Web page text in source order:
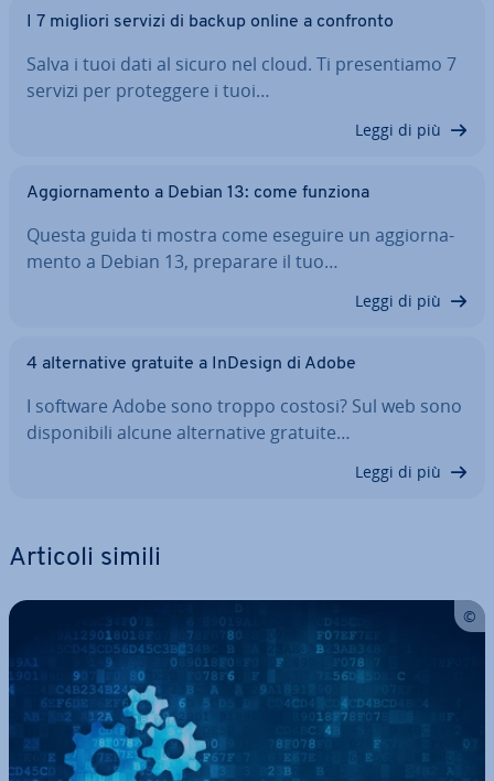
I 7 migliori servizi di backup online a confronto
Salva i tuoi dati al sicuro nel cloud. Ti pre­sen­tia­mo 7
servizi per pro­teg­ge­re i tuoi…
Leggi di più
Ag­gior­na­men­to a Debian 13: come funziona
Questa guida ti mostra come eseguire un ag­gior­na­
men­to a Debian 13, preparare il tuo…
Leggi di più
4 al­ter­na­ti­ve gratuite a InDesign di Adobe
I software Adobe sono troppo costosi? Sul web sono
di­spo­ni­bi­li alcune al­ter­na­ti­ve gratuite…
Leggi di più
Articoli simili